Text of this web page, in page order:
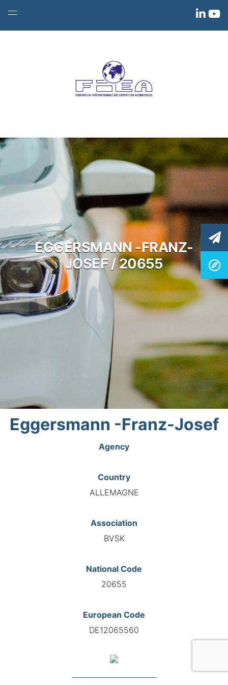
EGGERSMANN -FRANZ-
JOSEF / 20655
Eggersmann -Franz-Josef
Agency
Country
ALLEMAGNE
Association
BVSK
National Code
20655
European Code
DE12065560